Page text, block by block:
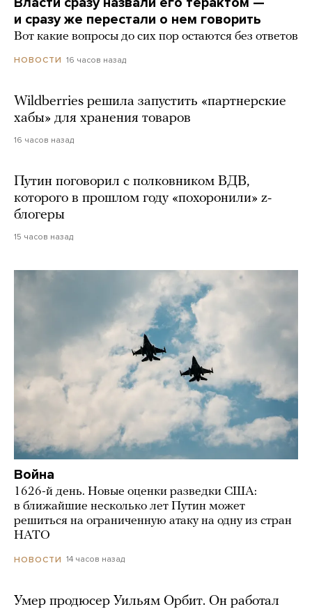
и сразу же перестали о нем говорить
Вот какие вопросы до сих пор остаются без ответов
НОВОСТИ 16 часов назад
Wildberries решила запустить «партнерские
хабы» для хранения товаров
16 часов назад
Путин поговорил с полковником ВДВ,
которого в прошлом году «похоронили» z-
блогеры
15 часов назад
Война
1626-й день. Новые оценки разведки США:
в ближайшие несколько лет Путин может
решиться на ограниченную атаку на одну из стран
НАТО
НОВОСТИ 14 часов назад
Умер продюсер Уильям Орбит. Он работал